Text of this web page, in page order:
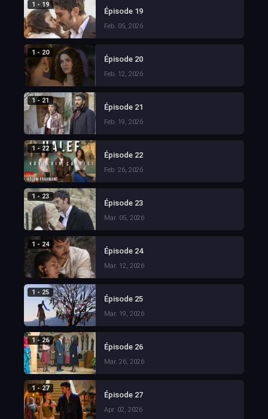
1 - 19
Épisode 19
Feb. 05, 2026
1 - 20
Épisode 20
Feb. 12, 2026
1 - 21
Épisode 21
Feb. 19, 2026
1 - 22
Épisode 22
Feb. 26, 2026
1 - 23
Épisode 23
Mar. 05, 2026
1 - 24
Épisode 24
Mar. 12, 2026
1 - 25
Épisode 25
Mar. 19, 2026
1 - 26
Épisode 26
Mar. 26, 2026
1 - 27
Épisode 27
Apr. 02, 2026